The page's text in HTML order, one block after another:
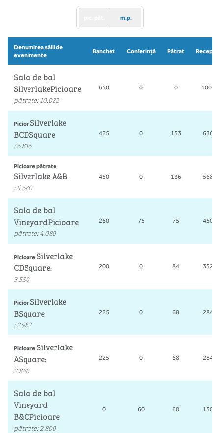
m.p.
Denumirea sălii de
evenimente
Banchet Conferință Pătrat Recepţie
Sala de bal
SilverlakePicioare
pătrate: 10.082
650 0 0 1008
Picior Silverlake
BCDSquare
:6.816
425 0 153 636
Picioare pătrate
Silverlake A&B
: 5.680
450 0 136 568
Sala de bal
VineyardPicioare
pătrate:4.080
260 75 75 450
Picioare Silverlake
CDSquare:
3.550
200 0 84 352
Picior Silverlake
BSquare
:2.982
225 0 68 284
Picioare Silverlake
ASquare:
2.840
225 0 68 284
Sala de bal
Vineyard
B&CPicioare
pătrate:2.800
0 60 60 150